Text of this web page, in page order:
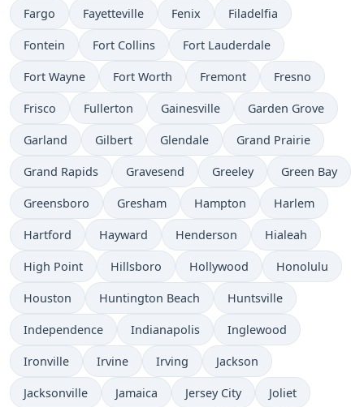
Fargo Fayetteville Fenix Filadelfia
Fontein Fort Collins Fort Lauderdale
Fort Wayne Fort Worth Fremont Fresno
Frisco Fullerton Gainesville Garden Grove
Garland Gilbert Glendale Grand Prairie
Grand Rapids Gravesend Greeley Green Bay
Greensboro Gresham Hampton Harlem
Hartford Hayward Henderson Hialeah
High Point Hillsboro Hollywood Honolulu
Houston Huntington Beach Huntsville
Independence Indianapolis Inglewood
Ironville Irvine Irving Jackson
Jacksonville Jamaica Jersey City Joliet